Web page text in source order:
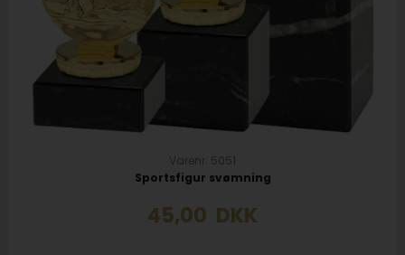
Varenr. 5051
Sportsfigur svømning
45,00 DKK